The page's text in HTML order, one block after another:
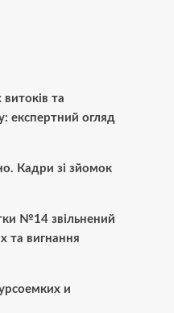
та
експертний огляд
Кадри зі зйомок
№14 звільнений
та вигнання
и